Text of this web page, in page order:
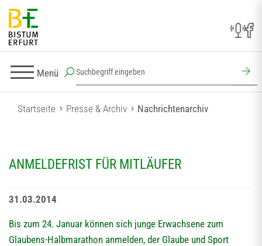
Menü
Startseite Presse & Archiv Nachrichtenarchiv
ANMELDEFRIST FÜR MITLÄUFER
31.03.2014
Bis zum 24. Januar können sich junge Erwachsene zum
Glaubens-Halbmarathon anmelden, der Glaube und Sport